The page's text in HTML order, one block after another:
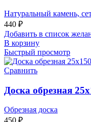
Натуральный камень,
440 ₽
Добавить в список
В корзину
Быстрый просмотр
Сравнить
Доска обрезная
Обрезная доска